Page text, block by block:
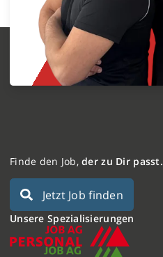
Finde den Job,der zu Dir passt.
Jetzt Job finden
Unsere Spezialisierungen